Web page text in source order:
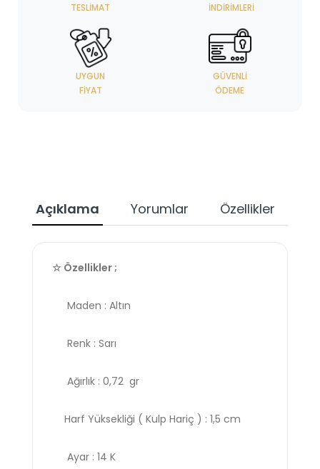
TESLIMAT
İNDIRIMLERI
UYGUN
FIYAT
GÜVENLI
ÖDEME
Açıklama Yorumlar Özellikler
☆ Özellikler ;
Maden : Altın
Renk : Sarı
Ağırlık : 0,72 gr
Harf Yüksekliği ( Kulp Hariç ) : 1,5 cm
Ayar : 14 K